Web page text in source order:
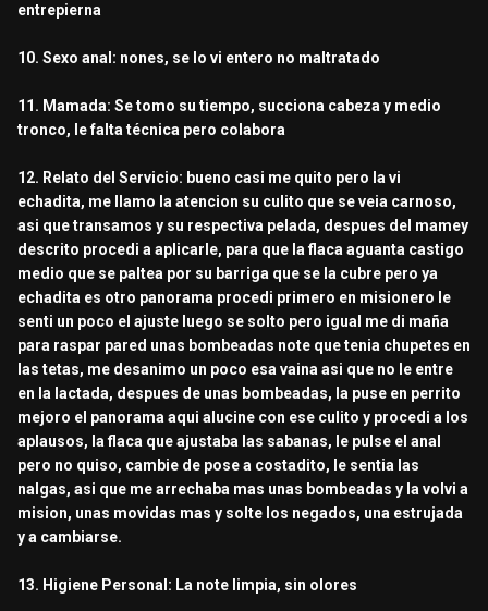
entrepierna
10. Sexo anal: nones, se lo vi entero no maltratado
11. Mamada: Se tomo su tiempo, succiona cabeza y medio
tronco, le falta técnica pero colabora
12. Relato del Servicio: bueno casi me quito pero la vi
echadita, me llamo la atencion su culito que se veia carnoso,
asi que transamos y su respectiva pelada, despues del mamey
descrito procedi a aplicarle, para que la flaca aguanta castigo
medio que se paltea por su barriga que se la cubre pero ya
echadita es otro panorama procedi primero en misionero le
senti un poco el ajuste luego se solto pero igual me di maña
para raspar pared unas bombeadas note que tenia chupetes en
las tetas, me desanimo un poco esa vaina asi que no le entre
en la lactada, despues de unas bombeadas, la puse en perrito
mejoro el panorama aqui alucine con ese culito y procedi a los
aplausos, la flaca que ajustaba las sabanas, le pulse el anal
pero no quiso, cambie de pose a costadito, le sentia las
nalgas, asi que me arrechaba mas unas bombeadas y la volvi a
mision, unas movidas mas y solte los negados, una estrujada
y a cambiarse.
13. Higiene Personal: La note limpia, sin olores